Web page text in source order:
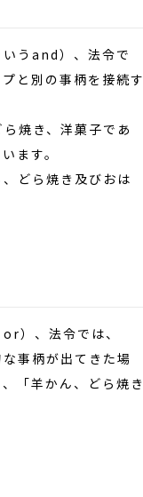
うand）、法令で
と別の事柄を接続す
焼き、洋菓子であ
ます。
どら焼き及びおは
）、法令では、
事柄が出てきた場
「羊かん、どら焼き